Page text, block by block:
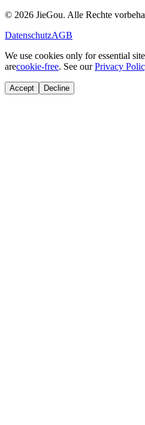
© 2026 JieGou. Alle Rechte
DatenschutzAGB
We use cookies only for essential
arecookie-free. See ourPrivacy
Accept Decline